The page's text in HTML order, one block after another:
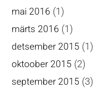
mai 2016 (1)
märts 2016 (1)
detsember 2015 (1)
oktoober 2015 (2)
september 2015 (3)